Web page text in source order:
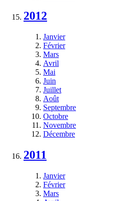
2012
Janvier
Février
Mars
Avril
Mai
Juin
Juillet
Août
Septembre
Octobre
Novembre
Décembre
2011
Janvier
Février
Mars